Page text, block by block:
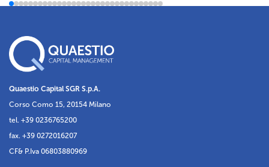
Quaestio Capital SGR S.p.A.
Corso Como 15, 20154 Milano
tel. +39 0236765200
fax. +39 0272016207
CF& P.Iva 06803880969